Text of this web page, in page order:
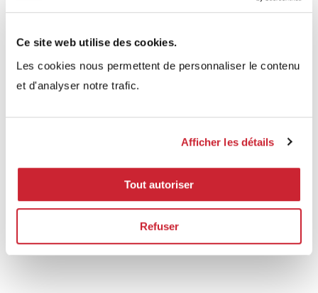
Ce site web utilise des cookies.
Les cookies nous permettent de personnaliser le contenu
et d'analyser notre trafic.
Afficher les détails
Tout autoriser
Refuser